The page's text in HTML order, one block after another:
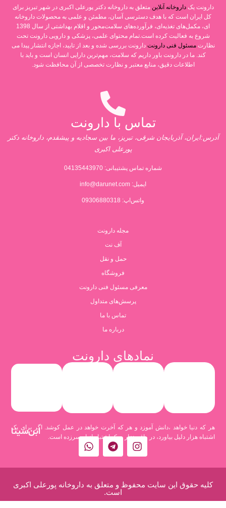
دارونت یکداروخانه آنلاین متعلق به داروخانه دکتر پورعلی اکبری در شهر تبریز برای
کل ایران است که با هدف دسترسی آسان، مطمئن و علمی به محصولات داروخانه
ای، مکمل‌های تغذیه‌ای، فرآورده‌های سلامت‌محور و اقلام بهداشتی از سال 1398
شروع به فعالیت کرده است.تمام محتوای علمی، پزشکی و دارویی دارونت تحت
نظارتمسئول فنی دارونت دارونت بررسی شده و بعد از تایید، اجازه انتشار پیدا می
کند. ما در دارونت باور داریم که سلامت، مهم‌ترین دارایی انسان است و باید با
اطلاعات دقیق، منابع معتبر و نظارت تخصصی از آن محافظت شود.
تماس با دارونت
آدرس:ایران، آذربایجان شرقی، تبریز، ما بین سجادیه و پیشقدم، داروخانه دکتر
پورعلی اکبری
شماره تماس پشتیبانی: 04135443970
ایمیل: info@darunet.com
واتس‌اپ: 09306880318
مجله دارونت
آف نت
حمل و نقل
فروشگاه
معرفی مسئول فنی دارونت
پرسش‌های متداول
تماس با ما
درباره ما
نمادهای دارونت
هر که دنیا خواهد ،دانش آموزد و هر که آخرت خواهد در عمل کوشد. اگر برای یک
اشتباه هزار دلیل بیاورد، در واقع هزار و یک اشتباه از او سرزده است.
ابن‌سینا
کلیه حقوق این سایت محفوظ و متعلق به داروخانه پورعلی اکبری
است.